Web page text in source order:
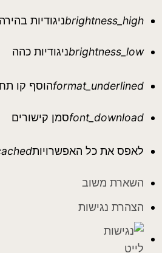
brightness_highניגודיות בהירה
brightness_lowניגודיות כהה
format_underlinedהוסף קו
font_downloadסמן קישורים
לאפס את כל האפשרויות
השארת משוב
הצהרת נגישות